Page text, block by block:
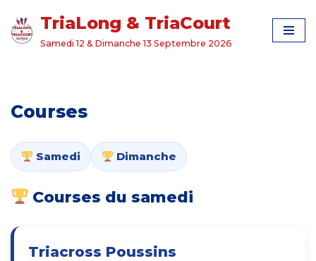
Aller
TriaLong & TriaCourt
Samedi 12 & Dimanche 13 Septembre 2026
Courses
Samedi Dimanche
Courses du samedi
Triacross Poussins